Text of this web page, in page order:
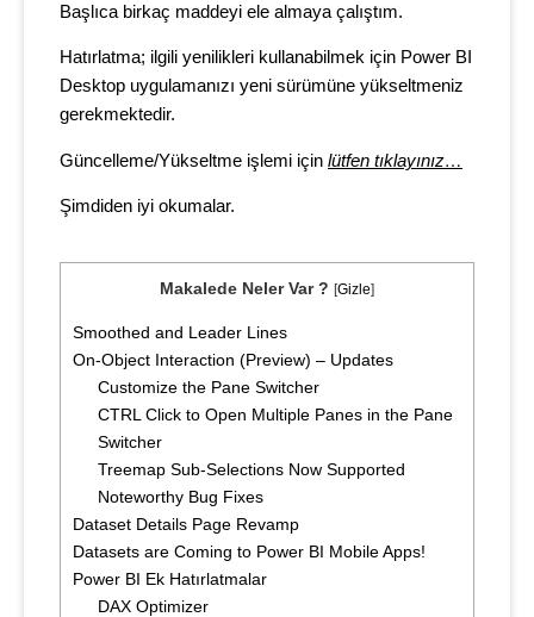
Başlıca birkaç maddeyi ele almaya çalıştım.
Hatırlatma; ilgili yenilikleri kullanabilmek için Power BI
Desktop uygulamanızı yeni sürümüne yükseltmeniz
gerekmektedir.
Güncelleme/Yükseltme işlemi için lütfen tıklayınız…
Şimdiden iyi okumalar.
Makalede Neler Var ? [Gizle]
Smoothed and Leader Lines
On-Object Interaction (Preview) – Updates
Customize the Pane Switcher
CTRL Click to Open Multiple Panes in the Pane
Switcher
Treemap Sub-Selections Now Supported
Noteworthy Bug Fixes
Dataset Details Page Revamp
Datasets are Coming to Power BI Mobile Apps!
Power BI Ek Hatırlatmalar
DAX Optimizer